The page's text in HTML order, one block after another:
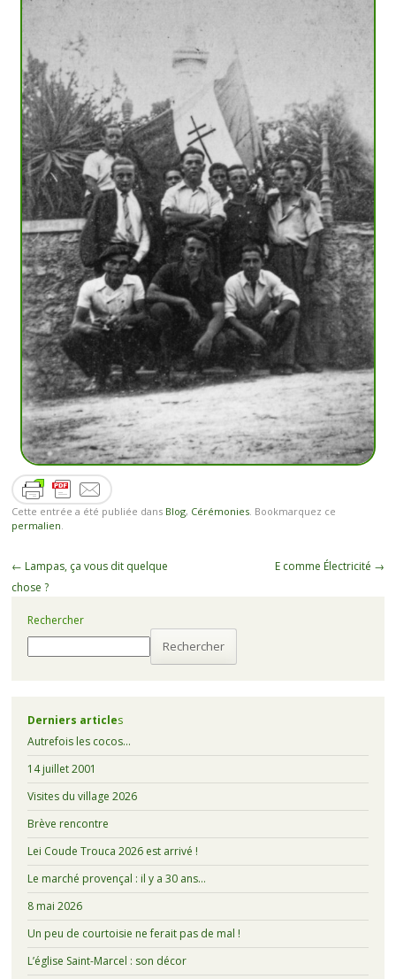
Cette entrée a été publiée dans Blog, Cérémonies. Bookmarquez ce
permalien
← Lampas, ça vous dit quelque
chose ?
E comme Électricité →
Rechercher
Rechercher
Derniers articles
Autrefois les cocos…
14 juillet 2001
Visites du village 2026
Brève rencontre
Lei Coude Trouca 2026 est arrivé !
Le marché provençal : il y a 30 ans…
8 mai 2026
Un peu de courtoisie ne ferait pas de mal !
L’église Saint-Marcel : son décor